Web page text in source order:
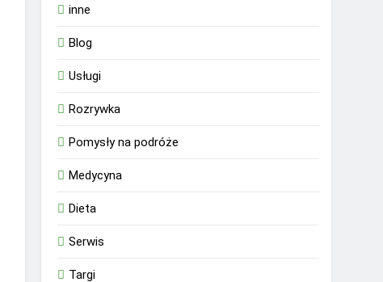
inne
Blog
Usługi
Rozrywka
Pomysły na podróże
Medycyna
Dieta
Serwis
Targi